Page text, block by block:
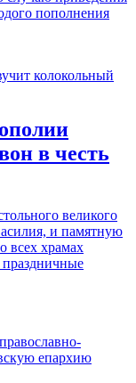
пополнения
в честь
великого
и памятную
всех храмах